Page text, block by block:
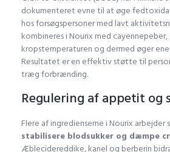
dokumenteret evne til at øge
hos forsøgspersoner med lavt
kombineres i Nourix med
kropstemperaturen og dermed øger
Resultatet er en effektiv støtte til
træg forbrænding.
Regulering af appetit og
Flere af ingredienserne i Nourix arbejder
stabilisere blodsukker og dæmpe
Æblecidereddike, kanel og berberin